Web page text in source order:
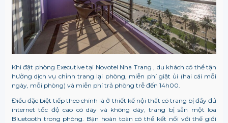
Khi đặt phòng Executive tại Novotel Nha Trang , du khách có thể tận
hưởng dịch vụ chỉnh trang lại phòng, miễn phí giặt ủi (hai cái mỗi
ngày, mỗi phòng) và miễn phí trả phòng trễ đến 14h00.
Điều đặc biệt tiếp theo chính là ở thiết kế nội thất có trang bị đầy đủ
internet tốc độ cao có dây và không dây, trang bị sẵn một loa
Bluetooth trong phòng. Bạn hoàn toàn có thể kết nối với thế giới